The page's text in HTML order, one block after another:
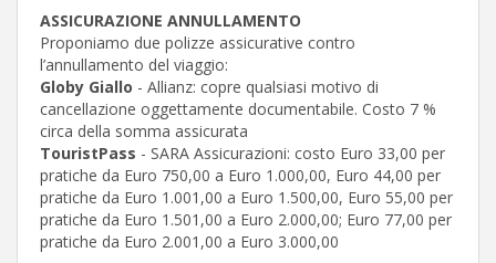
ASSICURAZIONE ANNULLAMENTO
Proponiamo due polizze assicurative contro
l’annullamento del viaggio:
Globy Giallo - Allianz: copre qualsiasi motivo di
cancellazione oggettamente documentabile. Costo 7 %
circa della somma assicurata
TouristPass - SARA Assicurazioni: costo Euro 33,00 per
pratiche da Euro 750,00 a Euro 1.000,00, Euro 44,00 per
pratiche da Euro 1.001,00 a Euro 1.500,00, Euro 55,00 per
pratiche da Euro 1.501,00 a Euro 2.000,00; Euro 77,00 per
pratiche da Euro 2.001,00 a Euro 3.000,00